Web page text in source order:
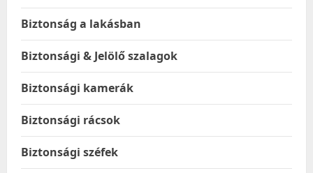
Biztonság a lakásban
Biztonsági & Jelölő szalagok
Biztonsági kamerák
Biztonsági rácsok
Biztonsági széfek